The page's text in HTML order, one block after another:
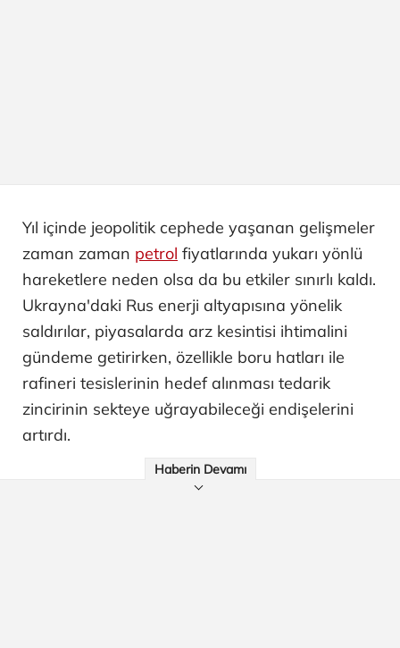
Yıl içinde jeopolitik cephede yaşanan gelişmeler
zaman zaman petrol fiyatlarında yukarı yönlü
hareketlere neden olsa da bu etkiler sınırlı kaldı.
Ukrayna'daki Rus enerji altyapısına yönelik
saldırılar, piyasalarda arz kesintisi ihtimalini
gündeme getirirken, özellikle boru hatları ile
rafineri tesislerinin hedef alınması tedarik
zincirinin sekteye uğrayabileceği endişelerini
artırdı.
Haberin Devamı